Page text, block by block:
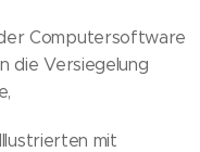
Computersoftware
die Versiegelung
mit